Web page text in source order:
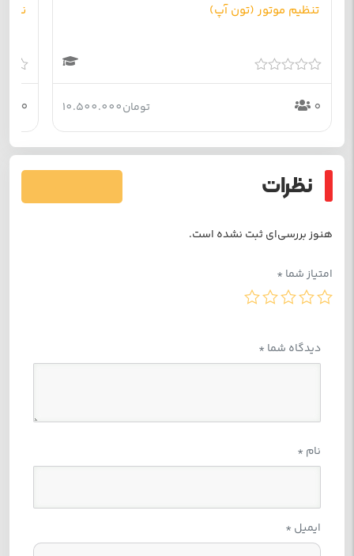
تنظیم موتور (تون آپ)
امتیاز
تومان10.500.000 0
امتیاز
0
نظرات
هنوز بررسی‌ای ثبت نشده است.
امتیاز شما *
دیدگاه شما *
نام *
ایمیل *